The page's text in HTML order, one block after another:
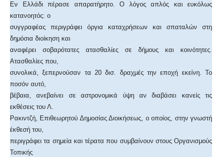
Εν Ελλάδι πέρασε απαρατήρητο. Ο λόγος απλός και ευκόλως
κατανοητός: ο
συγγραφέας περιγράφει όργια καταχρήσεων και σπαταλών στη
δημόσια διοίκηση και
αναφέρει σοβαρότατες ατασθαλίες σε δήμους και κοινότητες.
Ατασθαλίες που,
συνολικά, ξεπερνούσαν τα 20 δισ. δραχμές την εποχή εκείνη. Το
ποσόν αυτό,
βέβαια, ανεβαίνει σε αστρονομικά ύψη αν διαβάσει κανείς τις
εκθέσεις του Λ.
Ρακιντζή, Επιθεωρητού Δημοσίας Διοικήσεως, ο οποίος, στην γνωστή
έκθεσή του,
περιγράφει τα σημεία και τέρατα που συμβαίνουν στους Οργανισμούς
Τοπικής